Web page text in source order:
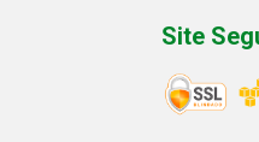
Site